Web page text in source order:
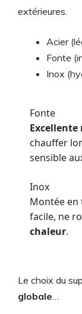
extérieures.
Acier
Fonte
Inox
Fonte
chauffer
sensible
Inox
Montée
facile, ne
chaleur.
Le choix du
globale…